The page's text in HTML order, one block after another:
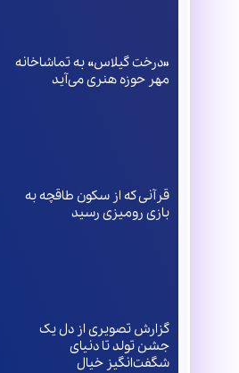
«درخت گیلاس» به تماشاخانه
مهر حوزه هنری می‌آید
قرآنی که از سکون طاقچه به
بازی رومیزی رسید
گزارش تصویری از دل یک
جشن تولد تا دنیای
شگفت‌انگیز خیال